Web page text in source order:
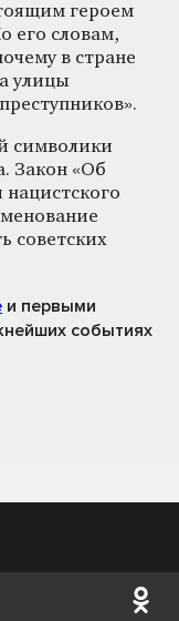
героем
его словам,
в стране
улицы
символики
Закон «Об
советских
и первыми
событиях